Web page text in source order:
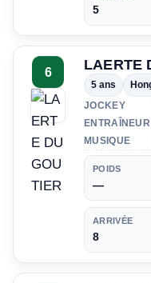
5
6 LAERTE
5 ans
JOCKEY
ENTRAÎNEUR
MUSIQUE
POIDS
—
ARRIVÉE
8